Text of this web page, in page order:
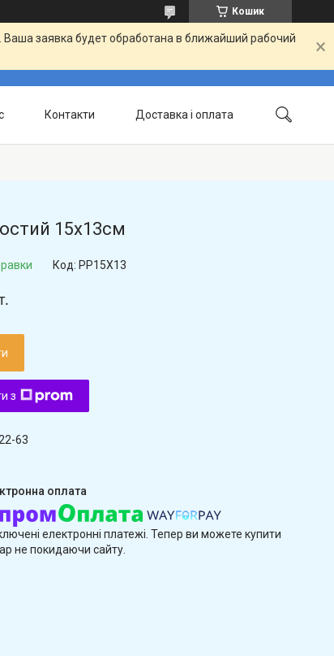
Кошик
заявка будет обработана в ближайший рабочий
Контакти Доставка і оплата
15х13см
Код: PP15X13
з
63
електронні платежі. Тепер ви можете купити
не покидаючи сайту.